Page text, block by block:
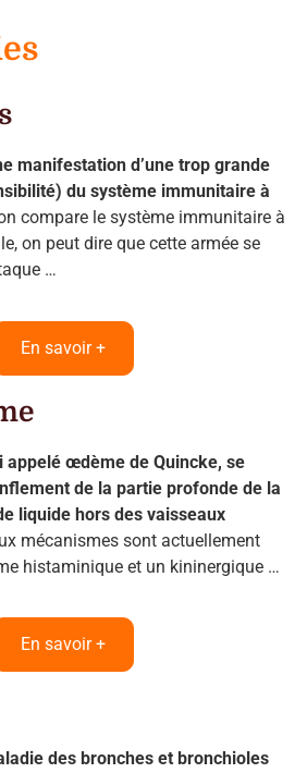
manifestation d’une trop grande
du système immunitaire à
compare le système immunitaire à
on peut dire que cette armée se
…
En savoir +
appelé œdème de Quincke, se
de la partie profonde de la
liquide hors des vaisseaux
mécanismes sont actuellement
histaminique et un kininergique …
En savoir +
des bronches et bronchioles